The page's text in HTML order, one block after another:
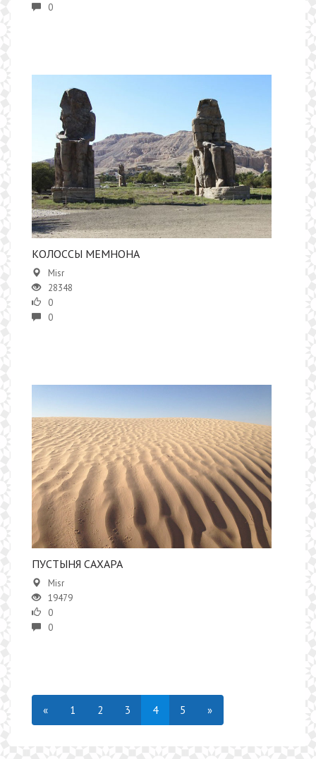
0
​​КОЛОССЫ МЕМНОНА
Misr
28348
0
0
​​ПУСТЫНЯ САХАРА
Misr
19479
0
0
« 1 2 3 4 5 »